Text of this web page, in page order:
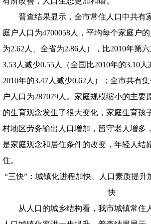
普查结果显示，全市常住人口中共有
庭户人口为4700058人，平均每个家庭户
为2.62人、全省为2.86人），比2010年第
3.53人减少0.55人（全国比2010年的3.10
2010年的3.47人减少0.62人）；全市共有
户人口为287079人。家庭规模缩小的主要
的生育观念发生了很大变化，家庭生育孩
村地区劳务输出人口增加，留守老人增多
是家庭观念和居住条件的改变，年轻人结
住。
“三快”：城镇化进程加快、人口素质提升
快
从人口的城乡结构看，我市城镇常住